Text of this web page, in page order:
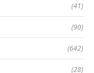
(41)
(90)
(642)
(28)